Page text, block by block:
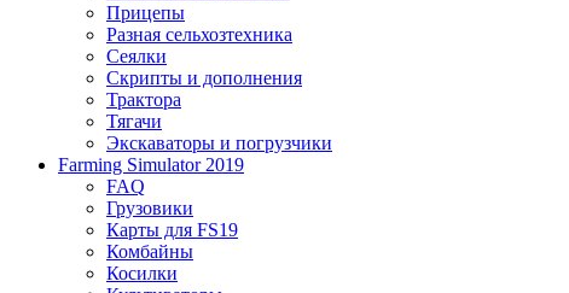
Прицепы
Разная сельхозтехника
Сеялки
Скрипты и дополнения
Трактора
Тягачи
Экскаваторы и погрузчики
Farming Simulator 2019
FAQ
Грузовики
Карты для FS19
Комбайны
Косилки